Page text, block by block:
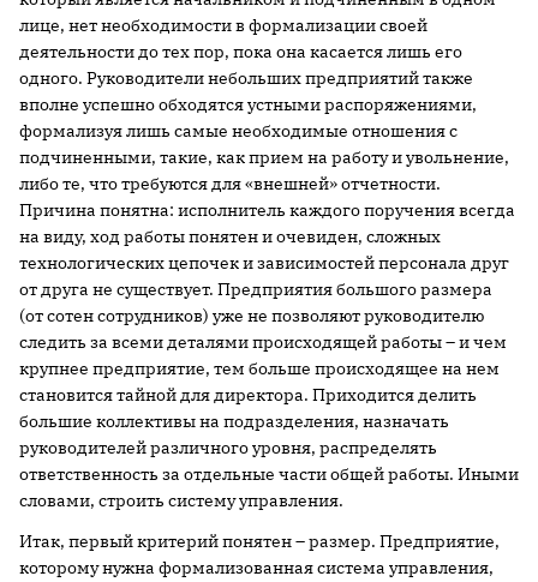
лице, нет необходимости в формализации своей
деятельности до тех пор, пока она касается лишь его
одного. Руководители небольших предприятий также
вполне успешно обходятся устными распоряжениями,
формализуя лишь самые необходимые отношения с
подчиненными, такие, как прием на работу и увольнение,
либо те, что требуются для «внешней» отчетности.
Причина понятна: исполнитель каждого поручения всегда
на виду, ход работы понятен и очевиден, сложных
технологических цепочек и зависимостей персонала друг
от друга не существует. Предприятия большого размера
(от сотен сотрудников) уже не позволяют руководителю
следить за всеми деталями происходящей работы – и чем
крупнее предприятие, тем больше происходящее на нем
становится тайной для директора. Приходится делить
большие коллективы на подразделения, назначать
руководителей различного уровня, распределять
ответственность за отдельные части общей работы. Иными
словами, строить систему управления.
Итак, первый критерий понятен – размер. Предприятие,
которому нужна формализованная система управления,